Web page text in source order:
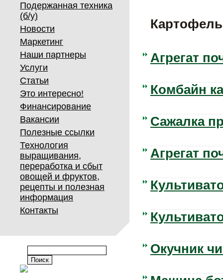
Подержанная техника
(б/у)
Новости
Маркетинг
Наши партнеры
Услуги
Статьи
Это интересно!
Финансирование
Вакансии
Полезные ссылки
Технология
выращивания,
переработка и сбыт
овощей и фруктов,
рецепты и полезная
информация
Контакты
Агрегат
Комбайн
Сажалка
Агрегат
Окучник